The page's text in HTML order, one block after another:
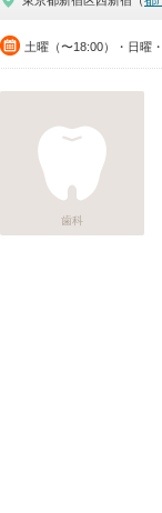
土曜（〜18:00）・日曜
歯科